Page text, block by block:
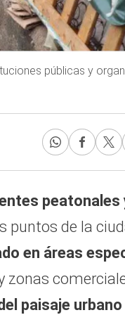
públicas y
peatonales
puntos de la
en áreas
zonas
paisaje